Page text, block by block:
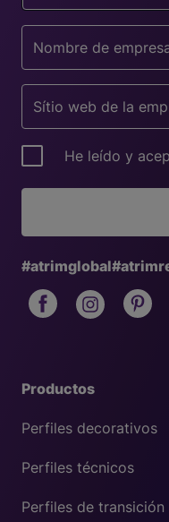
Productos
Perfiles decorativos
Perfiles técnicos
Perfiles de transición
He leído y
#atrimglobal